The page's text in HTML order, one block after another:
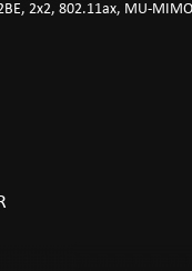
2x2, 802.11ax, MU-